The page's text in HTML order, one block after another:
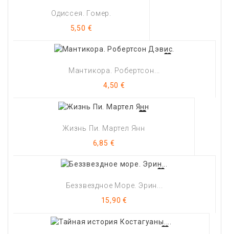
Одиссея. Гомер.
Цена
5,50 €
Мантикора. Робертсон...
Цена
4,50 €
Жизнь Пи. Мартел Янн
Цена
6,85 €
Беззвездное Море. Эрин...
Цена
15,90 €